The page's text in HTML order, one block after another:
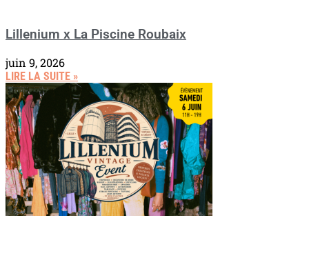
Lillenium x La Piscine Roubaix
juin 9, 2026
LIRE LA SUITE »